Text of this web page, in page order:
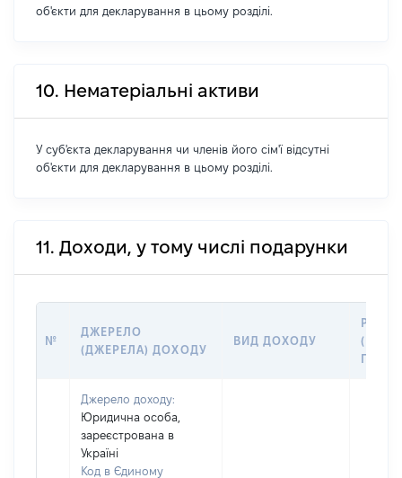
об'єкти для декларування в цьому розділі.
10. Нематеріальні активи
У суб'єкта декларування чи членів його сім'ї відсутні
об'єкти для декларування в цьому розділі.
11. Доходи, у тому числі подарунки
№
ДЖЕРЕЛО
(ДЖЕРЕЛА) ДОХОДУ
ВИД ДОХОДУ
ГРН
Джерело доходу:
Юридична особа,
зареєстрована в
Україні
Код в Єдиному